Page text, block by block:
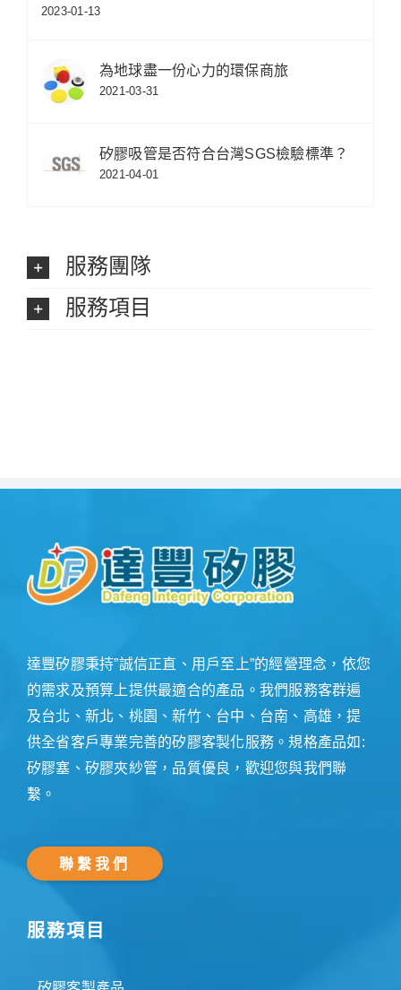
2023-01-13
為地球盡一份心力的環保商旅
2021-03-31
矽膠吸管是否符合台灣SGS檢驗標準？
2021-04-01
服務團隊
服務項目
達豐矽膠秉持”誠信正直、用戶至上”的經營理念，依您
的需求及預算上提供最適合的產品。我們服務客群遍
及台北、新北、桃園、新竹、台中、台南、高雄，提
供全省客戶專業完善的矽膠客製化服務。規格產品如:
矽膠塞、矽膠夾紗管，品質優良，歡迎您與我們聯
繫。
聯繫我們
服務項目